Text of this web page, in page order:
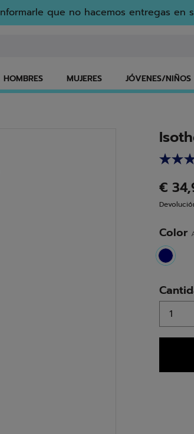
que no hacemos entregas en
HOMBRES MUJERES JÓVENES/NIÑOS
€
Color